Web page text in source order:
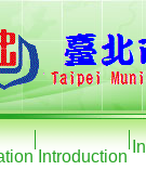
Introduction